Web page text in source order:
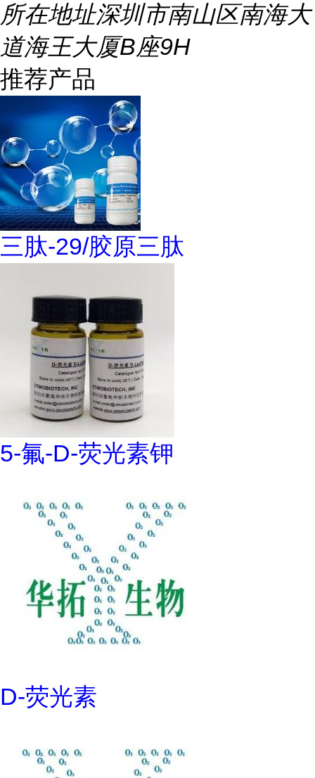
所在地址深圳市南山区南海大
道海王大厦B座9H
推荐产品
三肽-29/胶原三肽
5-氟-D-荧光素钾
D-荧光素